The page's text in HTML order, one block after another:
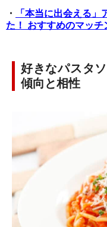
・
「本当に出会える
た！ おすすめのマッ
好きなパスタ
傾向と相性